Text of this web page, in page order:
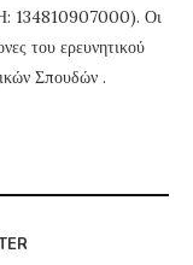
134810907000). Οι
του ερευνητικού
Σπουδών .